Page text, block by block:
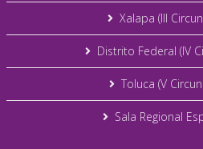
Xalapa (III
Distrito Federal (IV
Toluca (V
Sala Regional